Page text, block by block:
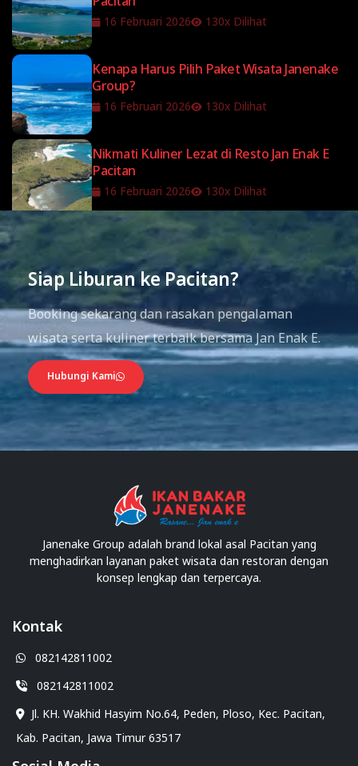
16 Februari 2026 130x Dilihat
Kenapa Harus Pilih Paket Wisata Janenake
Group?
16 Februari 2026 130x Dilihat
Nikmati Kuliner Lezat di Resto Jan Enak E
Pacitan
16 Februari 2026 130x Dilihat
Siap Liburan ke Pacitan?
Booking sekarang dan rasakan pengalaman
wisata serta kuliner terbaik bersama Jan Enak E.
Hubungi Kami
Janenake Group adalah brand lokal asal Pacitan yang
menghadirkan layanan paket wisata dan restoran dengan
konsep lengkap dan terpercaya.
Kontak
082142811002
082142811002
Jl. KH. Wakhid Hasyim No.64, Peden, Ploso, Kec. Pacitan,
Kab. Pacitan, Jawa Timur 63517